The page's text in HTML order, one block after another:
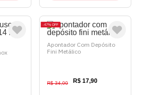
47% OFF
Apontador Com Depósito
Fini Metálico
R$ 34,00 R$ 17,90